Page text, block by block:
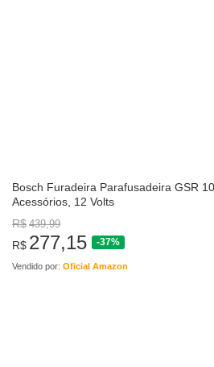
Bosch Furadeira Parafusadeira GSR
Acessórios, 12 Volts
R$ 439,99
R$ 277,15 -37%
Vendido por: Oficial Amazon